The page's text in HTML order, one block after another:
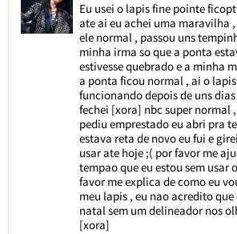
Eu usei o lapis fine pointe
ate ai eu achei uma maravilha
ele normal , passou uns
minha irma so que a ponta
estivesse quebrado e a minha
a ponta ficou normal , ai o
funcionando depois de uns dias
fechei [xora] nbc super normal
pediu emprestado eu abri pra
estava reta de novo eu fui e
usar ate hoje ;( por favor me
tempao que eu estou sem usar
favor me explica de como eu
meu lapis , eu nao acredito que
natal sem um delineador nos
[xora]